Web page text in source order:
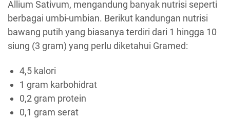
Allium Sativum, mengandung banyak nutrisi seperti
berbagai umbi-umbian. Berikut kandungan nutrisi
bawang putih yang biasanya terdiri dari 1 hingga 10
siung (3 gram) yang perlu diketahui Gramed:
4,5 kalori
1 gram karbohidrat
0,2 gram protein
0,1 gram serat